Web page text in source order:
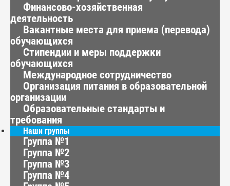
Финансово-хозяйственная
деятельность
Вакантные места для приема (перевода)
обучающихся
Стипендии и меры поддержки
обучающихся
Международное сотрудничество
Организация питания в образовательной
организации
Образовательные стандарты и
требования
Наши группы
Группа №1
Группа №2
Группа №3
Группа №4